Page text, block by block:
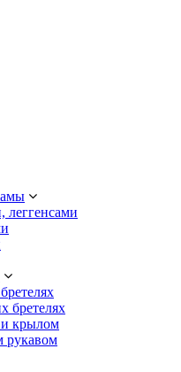
бретелях
крылом